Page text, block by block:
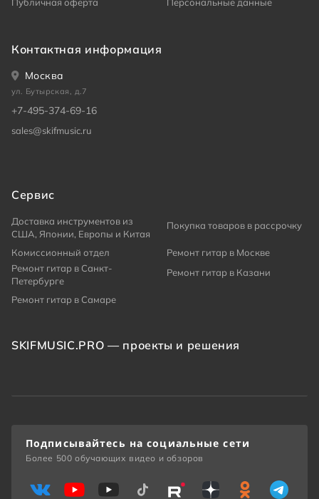
Контактная информация
Москва
ул. Бутырская, д.7
+7-495-374-69-16
sales@skifmusic.ru
Сервис
Доставка инструментов из
США, Японии, Европы и Китая
Покупка товаров в рассрочку
Комиссионный отдел
Ремонт гитар в Москве
Ремонт гитар в Санкт-
Петербурге
Ремонт гитар в Казани
Ремонт гитар в Самаре
SKIFMUSIC.PRO — проекты и решения
Подписывайтесь на социальные сети
Более 500 обучающих видео и обзоров